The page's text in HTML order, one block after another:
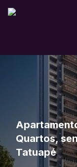
Quartos,
Tatuapé